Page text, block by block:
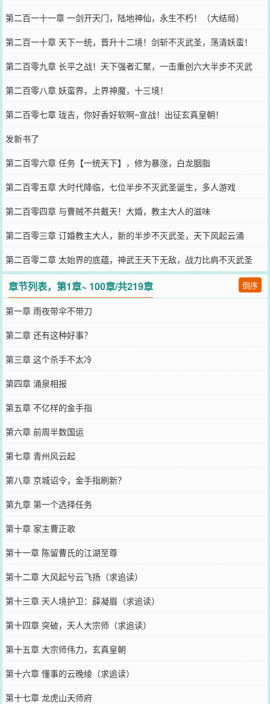
第二百一十一章 一剑开天门，陆地神仙，永生不朽！（大结局）
第二百一十章 天下一统，晋升十二境！剑斩不灭武圣，荡清妖蛮！
第二百零九章 长平之战！天下强者汇聚，一击重创六大半步不灭武
圣！
第二百零八章 妖蛮界，上界神魔，十三境！
第二百零七章 珑吉，你好香好软啊~宣战！出征玄真皇朝！
发新书了
第二百零六章 任务【一统天下】，修为暴涨，白龙胭脂
第二百零五章 大时代降临，七位半步不灭武圣诞生，多人游戏
第二百零四章 与曹贼不共戴天！大婚，教主大人的滋味
第二百零三章 订婚教主大人，新的半步不灭武圣，天下风起云涌
第二百零二章 太始界的底蕴，神武王天下无敌，战力比肩不灭武圣
章节列表，第1章~ 100章/共219章 倒序
第一章 雨夜带伞不带刀
第二章 还有这种好事？
第三章 这个杀手不太冷
第四章 涌泉相报
第五章 不亿样的金手指
第六章 前周半数国运
第七章 青州风云起
第八章 京城诏令，金手指刷新？
第九章 第一个选择任务
第十章 家主曹正歌
第十一章 陈留曹氏的江湖至尊
第十二章 大风起兮云飞扬（求追读）
第十三章 天人境护卫：薛凝眉（求追读）
第十四章 突破，天人大宗师（求追读）
第十五章 大宗师伟力，玄真皇朝
第十六章 懂事的云晚绫（求追读）
第十七章 龙虎山天师府